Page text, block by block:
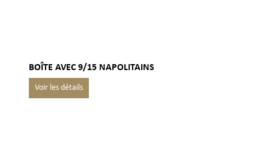
BOÎTE AVEC 9/15 NAPOLITAINS